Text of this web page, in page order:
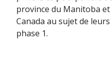
province du Manitoba
Canada au sujet de
phase 1.